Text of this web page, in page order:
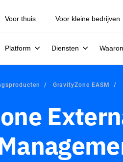
Voor thuis Voor kleine bedrijven
Platform Diensten
GravityZone EASM